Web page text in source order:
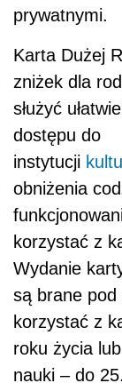
prywatnymi.
Karta Dużej
zniżek dla
służyć
dostępu do
instytucji
obniżenia
korzystać z
Wydanie
są brane pod
korzystać z
roku życia
nauki – do